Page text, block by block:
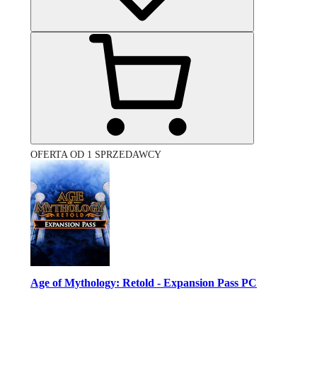
OFERTA OD 1 SPRZEDAWCY
Age of Mythology: Retold - Expansion Pass PC